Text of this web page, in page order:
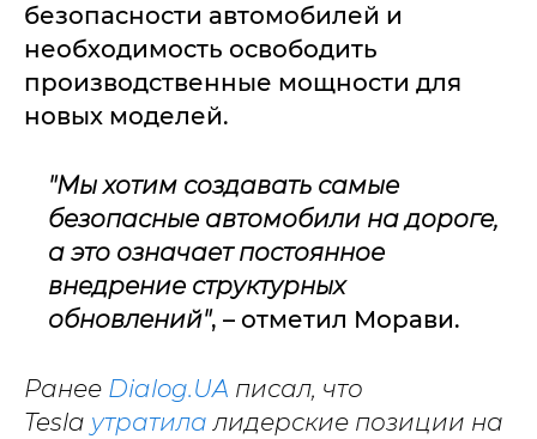
безопасности автомобилей и
необходимость освободить
производственные мощности для
новых моделей.
"Мы хотим создавать самые
безопасные автомобили на дороге,
а это означает постоянное
внедрение структурных
обновлений", – отметил Морави.
Ранее Dialog.UA писал, что
Tesla утратила лидерские позиции на